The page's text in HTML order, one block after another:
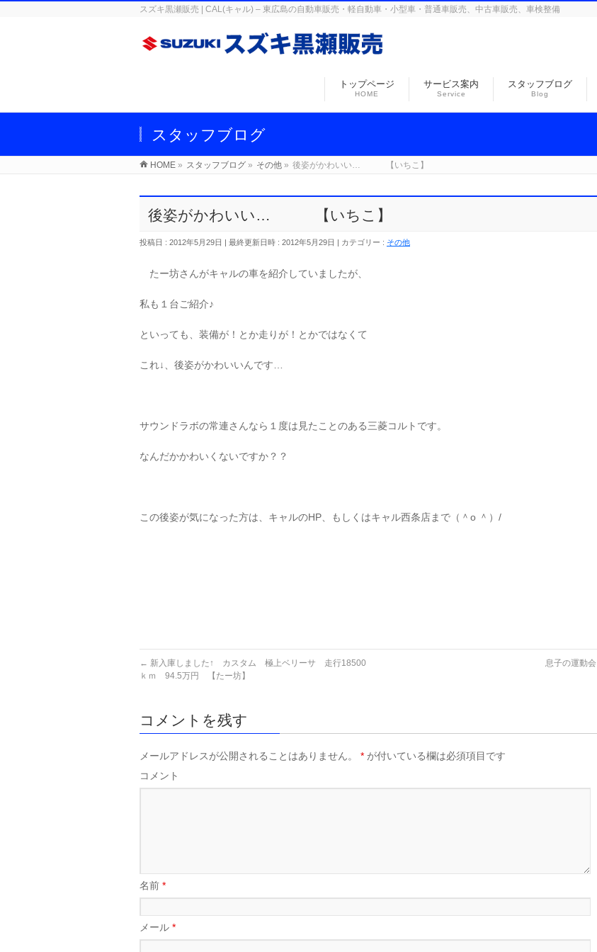
スズキ黒瀬販売 | CAL(キャル) – 東広島の自動車販売・軽自動車・小型車・普通車販売、中古車販売、車検整備
トップページ
HOME
サービス案内
Service
スタッフブログ
Blog
スタッフブログ
HOME » スタッフブログ » その他 » 後姿がかわいい… 【いちこ】
後姿がかわいい… 【いちこ】
投稿日 : 2012年5月29日 最終更新日時 : 2012年5月29日 カテゴリー : その他
たー坊さんがキャルの車を紹介していましたが、
私も１台ご紹介♪
といっても、装備が！とか走りが！とかではなくて
これ↓、後姿がかわいいんです…
サウンドラボの常連さんなら１度は見たことのある三菱コルトです。
なんだかかわいくないですか？？
この後姿が気になった方は、キャルのHP、もしくはキャル西条店まで（＾o ＾）/
← 新入庫しました↑ カスタム 極上ベリーサ 走行18500
ｋｍ 94.5万円 【たー坊】
息子の運動会
コメントを残す
メールアドレスが公開されることはありません。 * が付いている欄は必須項目です
コメント
名前 *
メール *